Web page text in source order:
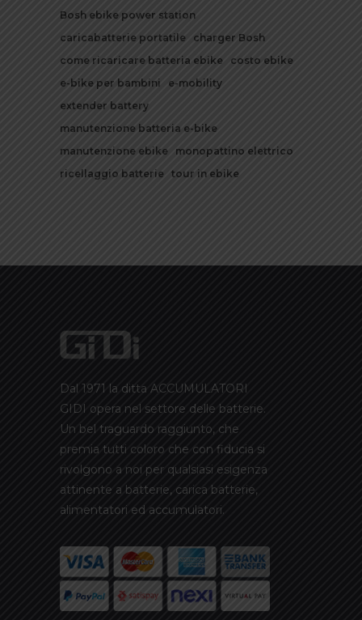
Bosh ebike power station
caricabatterie portatile
charger Bosh
come ricaricare batteria ebike
costo ebike
e-bike per bambini
e-mobility
extender battery
manutenzione batteria e-bike
manutenzione ebike
monopattino elettrico
ricellaggio batterie tour in ebike
Dal 1971 la ditta ACCUMULATORI
GIDI opera nel settore delle batterie.
Un bel traguardo raggiunto, che
premia tutti coloro che con fiducia si
rivolgono a noi per qualsiasi esigenza
attinente a batterie, carica batterie,
alimentatori ed accumulatori.